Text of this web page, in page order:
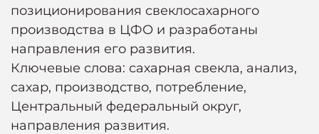
позиционирования свеклосахарного
производства в ЦФО и разработаны
направления его развития.
Ключевые слова: сахарная свекла, анализ,
сахар, производство, потребление,
Центральный федеральный округ,
направления развития.